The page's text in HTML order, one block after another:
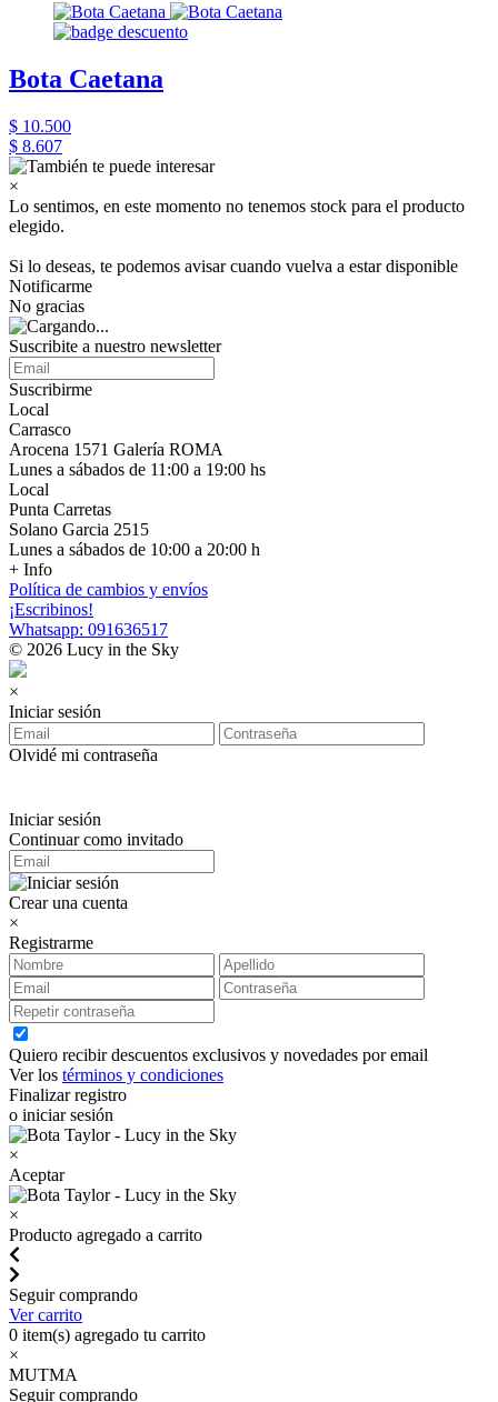
Bota Caetana
$ 10.500
$ 8.607
×
Lo sentimos, en este momento no tenemos stock para el producto
elegido.
Si lo deseas, te podemos avisar cuando vuelva a estar disponible
Notificarme
No gracias
Suscribite a nuestro newsletter
Suscribirme
Local
Carrasco
Arocena 1571 Galería ROMA
Lunes a sábados de 11:00 a 19:00 hs
Local
Punta Carretas
Solano Garcia 2515
Lunes a sábados de 10:00 a 20:00 h
+ Info
Política de cambios y envíos
¡Escribinos!
Whatsapp: 091636517
© 2026 Lucy in the Sky
×
Iniciar sesión
Olvidé mi contraseña
Iniciar sesión
Continuar como invitado
Crear una cuenta
×
Registrarme
Quiero recibir descuentos exclusivos y novedades por email
Ver los términos y condiciones
Finalizar registro
o iniciar sesión
×
Aceptar
×
Producto agregado a carrito
Seguir comprando
Ver carrito
0 item(s) agregado tu carrito
×
MUTMA
Seguir comprando